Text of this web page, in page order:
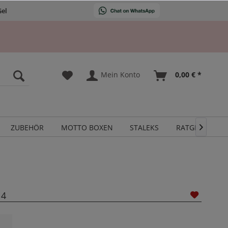
Mein Konto 0,00 € *
ZUBEHÖR MOTTO BOXEN STALEKS RATGEBER
